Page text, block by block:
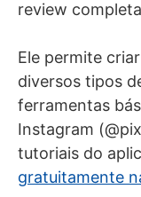
review
Ele permite
diversos tipos
ferramentas
Instagram
tutoriais do
gratuitamente